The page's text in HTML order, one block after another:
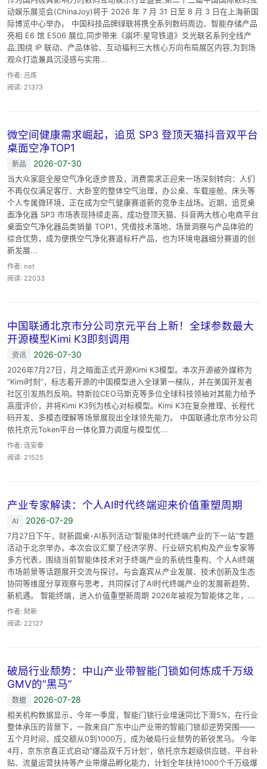
动娱乐展览会(ChinaJoy)将于 2026 年 7 月 31 日至 8 月 3 日在上海新国
际博览中心举办。 中国科技品牌绿联将携全系列数码周边、智能存储产品
亮相 E6 馆 E506 展位,同步带来《崩坏:星穹铁道》爻光联名系列全线产
品,围绕 IP 联动、产品体验、互动福利三大核心方向布局展区内容,为到场
观众打造兼具沉浸感与实用...
作者: 吕炼
阅读: 21373
微空间健康需求崛起，追觅 SP3 登顶天猫抖音双平台
桌面空净TOP1
新品 2026-07-30
当大众家庭全屋空气净化逐步普及，消费需求正迎来一场深刻转向：人们
不再仅仅满足客厅、大卧室的整体空气治理，办公桌、车载座舱、床头等
个人专属微环境，正在成为空气健康赛道新的竞争主战场。近期，追觅桌
面净化器 SP3 市场表现持续走高，成功登顶天猫、抖音两大核心电商平台
桌面空气净化器品类销量 TOP1，凭借技术落地、场景洞察与产品体验的
综合优势，成为便携空气净化赛道标杆产品，也为环境电器细分赛道的创
新发展...
作者: net
阅读: 22033
中国联通北京市分公司京元平台上新！全球参数最大
开源模型Kimi K3即刻调用
资讯 2026-07-30
2026年7月27日，月之暗面正式开源Kimi K3模型。本次开源被外媒称为
“Kimi时刻”，标志着开源的中国模型进入全球第一梯队，并在美国开发者
社区引发热烈反响。特斯拉CEO马斯克等多位全球科技领袖对其能力给予
高度评价，并将Kimi K3列为核心对标模型。Kimi K3在复杂推理、长程代
码开发、多模态理解等场景展现出全球领先能力。 中国联通北京市分公司
依托京元Token平台一体化算力调度与模型优...
作者: 连安泰
阅读: 21525
产业专家解读：个人AI时代终端迎来价值重塑周期
AI 2026-07-29
7月27日下午，财新圆桌-AI系列活动“智能体时代终端产业的下一站”专题
活动于北京举办。本次会议汇聚了经济学界、行业研究机构及产业专家等
多方代表，围绕当前智能体技术对于终端产业的系统性重构、个人AI终端
市场前景等话题展开交流与探讨。与会嘉宾从产业发展、技术创新及生态
协同等维度分享观察与思考，共同探讨了AI时代终端产业的发展新趋势、
新机遇。 智能终端，进入价值重塑新周期 2026年被视为智能体之年，...
作者: 财新
阅读: 22127
破局行业颓势：中山产业带智能门锁如何炼成千万级
GMV的“黑马”
数据 2026-07-28
相关机构数据显示，今年一季度，智能门锁行业增速同比下滑5%，在行业
整体承压的背景下，一款来自广东中山产业带的智能门锁却逆势突围——
五个月时间，成交额从0到1000万，成为破局行业颓势的新锐黑马。 今年
4月，京东京喜正式启动“爆品双千万计划”，依托京东超级供应链、平台补
贴、流量运营扶持等产业带爆品孵化能力，计划全年扶持1000个千万级爆